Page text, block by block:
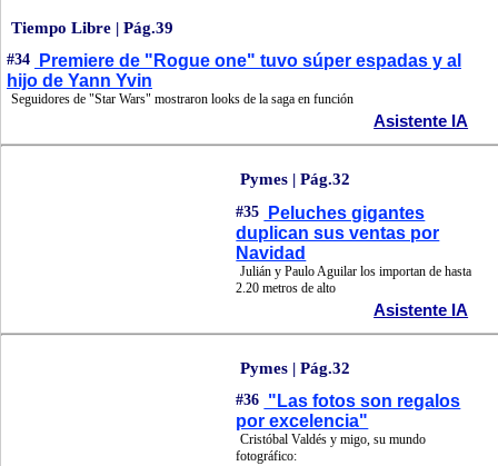
Tiempo Libre | Pág.39
#34
Premiere de "Rogue one" tuvo súper espadas y al
hijo de Yann Yvin
Seguidores de "Star Wars" mostraron looks de la saga en función
Asistente IA
Pymes | Pág.32
#35
Peluches gigantes
duplican sus ventas por
Navidad
Julián y Paulo Aguilar los importan de hasta
2.20 metros de alto
Asistente IA
Pymes | Pág.32
#36 "Las fotos son regalos
por excelencia"
Cristóbal Valdés y migo, su mundo
fotográfico: